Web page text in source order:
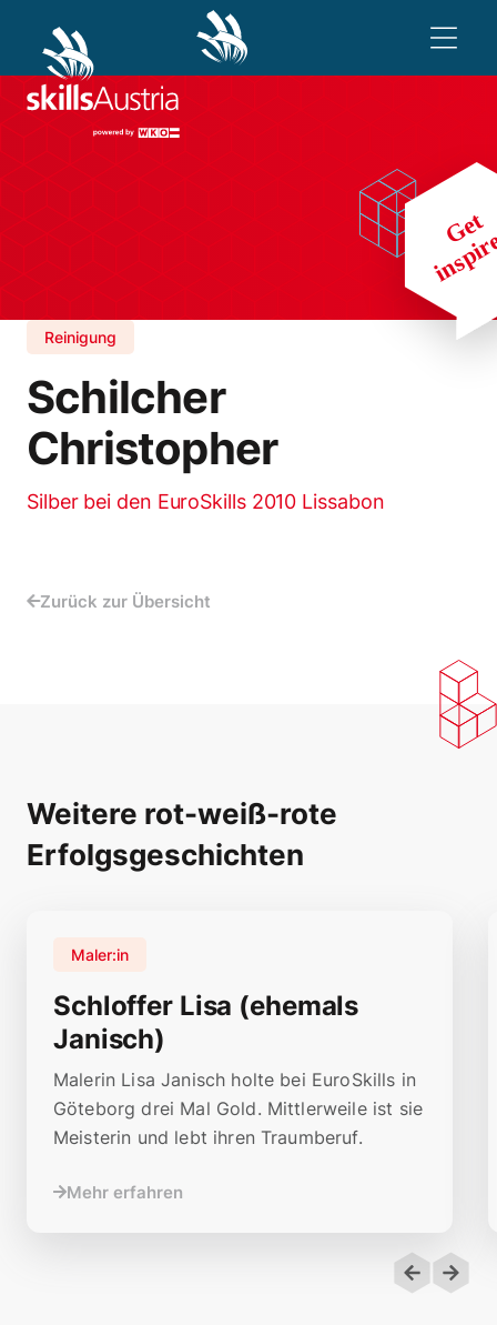
Reinigung
Schilcher
Christopher
Silber bei den EuroSkills 2010 Lissabon
Zurück zur Übersicht
Weitere rot-weiß-rote
Erfolgsgeschichten
Schloffer Lisa (ehemals
Janisch)
Maler:in
Malerin Lisa Janisch holte bei EuroSkills in
Göteborg drei Mal Gold. Mittlerweile ist sie
Meisterin und lebt ihren Traumberuf.
Mehr erfahren